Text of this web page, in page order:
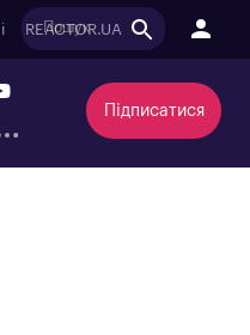
REACTOR.UA
Підписатися